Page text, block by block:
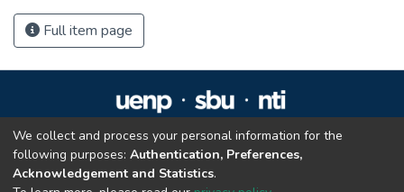
Full item page
Repositório Institucional da UENP
repositorio@uenp.edu.br
We collect and process your personal information for the
following purposes: Authentication, Preferences,
Acknowledgement and Statistics.